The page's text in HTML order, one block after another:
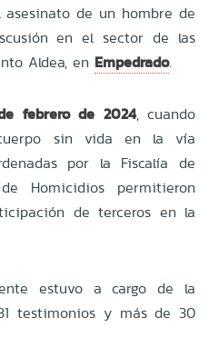
de un hombre de
en el sector de las
Aldea, en Empedrado.
febrero de 2024, cuando
sin vida en la vía
por la Fiscalía de
Homicidios permitieron
de terceros en la
estuvo a cargo de la
testimonios y más de 30